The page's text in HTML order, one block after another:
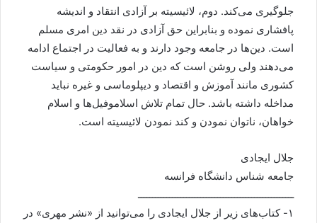
جلوگیری می‌کند. دوم، لائیسیته بر آزادی انتقاد و اندیشه
پافشاری نموده و بنابراین حق آزادی در نقد دین امری مسلم
است. دین‌ها در جامعه وجود دارند و به فعالیت در اجتماع ادامه
می‌دهند ولی روشن است که دین در امور حکومتی و سیاست
کشوری مانند آموزش و اقتصاد و دیپلوماسی و غیره نباید
مداخله داشته باشد. حال تمام تلاش اسلاموفیل‌ها و اسلام
خواهان، ناتوان نمودن و کند نمودن لائیسیته است.
جلال ایجادی
جامعه شناس دانشگاه فرانسه
ـــــــــــــــــــــــــــــــــــــــــــــــــــــــ
۱- کتاب‌های زیر از جلال ایجادی را می‌توانید از «نشر مهری» در